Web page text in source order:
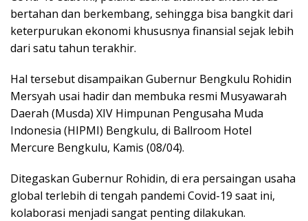
bertahan dan berkembang, sehingga bisa bangkit dari
keterpurukan ekonomi khususnya finansial sejak lebih
dari satu tahun terakhir.
Hal tersebut disampaikan Gubernur Bengkulu Rohidin
Mersyah usai hadir dan membuka resmi Musyawarah
Daerah (Musda) XIV Himpunan Pengusaha Muda
Indonesia (HIPMI) Bengkulu, di Ballroom Hotel
Mercure Bengkulu, Kamis (08/04).
Ditegaskan Gubernur Rohidin, di era persaingan usaha
global terlebih di tengah pandemi Covid-19 saat ini,
kolaborasi menjadi sangat penting dilakukan.